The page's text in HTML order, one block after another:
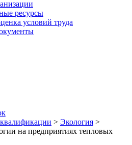
ресурсы
условий труда
> Экология >
на предприятиях тепловых